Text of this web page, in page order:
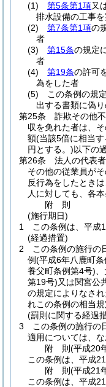
(1)
第5条第1項又
排水設備の工事
(2)
第7条第1項の
者
(3)
第15条の規定
者
(4)
第19条の許可
為をした者
(5)
この条例の規
出する書類に偽
第25条
詐欺その他
収を免れた者は、
額(当該5倍に相当
円とする。)以下の
第26条
法人の代表
その他の従業員が
反行為をしたとき
人に対しても、各
附 則
(施行期日)
1
この条例は、平成
(経過措置)
2
この条例の施行の
例(平成6年八鹿町
養父町条例第4号)
第19号)又は関宮公
の規定によりなさ
れこの条例の相当
(罰則に関する経過
3
この条例の施行の
適用については、な
附 則(平成20
この条例は、平成
附 則(平成21
この条例は、平成